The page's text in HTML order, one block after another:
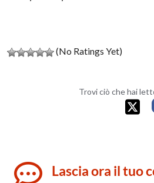
(No Ratings Yet)
Trovi ciò che hai
Lascia ora il tuo